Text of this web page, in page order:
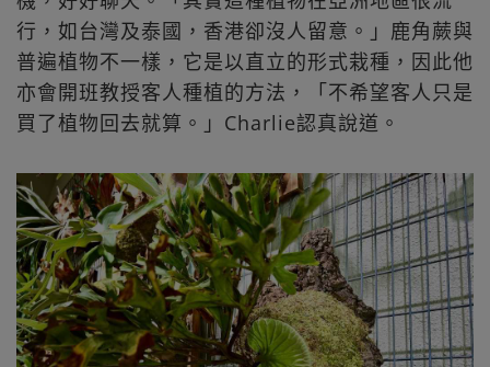
行，如台灣及泰國，香港卻沒人留意。」鹿角蕨與
普遍植物不一樣，它是以直立的形式栽種，因此他
亦會開班教授客人種植的方法，「不希望客人只是
買了植物回去就算。」Charlie認真說道。